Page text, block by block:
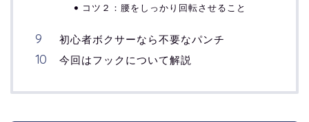
コツ２：腰をしっかり回転させること
初心者ボクサーなら不要なパンチ
今回はフックについて解説